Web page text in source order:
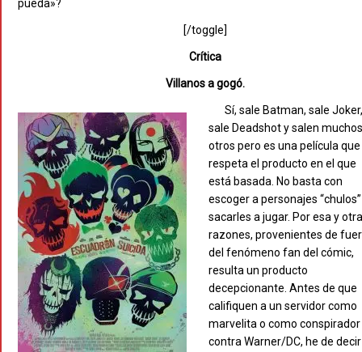
pueda»?
[/toggle]
Crítica
Villanos a gogó.
Sí, sale Batman, sale
sale Deadshot y salen
otros pero es una película
respeta el producto en el que
está basada. No basta con
escoger a personajes
sacarles a jugar. Por esa y
razones, provenientes de
del fenómeno fan del cómic,
resulta un producto
decepcionante. Antes de que
califiquen a un servidor como
marvelita o como conspirador
contra Warner/DC, he de decir